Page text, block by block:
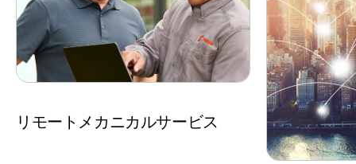
リモートメカニカルサービス